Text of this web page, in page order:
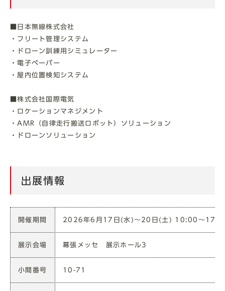
■日本無線株式会社
・フリート管理システム
・ドローン訓練用シミュレーター
・電子ペーパー
・屋内位置検知システム
■株式会社国際電気
・ロケーションマネジメント
・AMR（自律走行搬送ロボット）ソリューション
・ドローンソリューション
出展情報
開催期間 2026年6月17日(水)～20日(土) 10:00～
展示会場 幕張メッセ 展示ホール3
小間番号 10-71